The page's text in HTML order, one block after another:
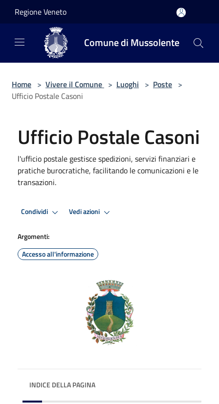
Regione Veneto
Comune di Mussolente
Home > Vivere il Comune > Luoghi > Poste >
Ufficio Postale Casoni
Ufficio Postale Casoni
l'ufficio postale gestisce spedizioni, servizi finanziari e
pratiche burocratiche, facilitando le comunicazioni e le
transazioni.
Condividi Vedi azioni
Argomenti:
Accesso all'informazione
INDICE DELLA PAGINA